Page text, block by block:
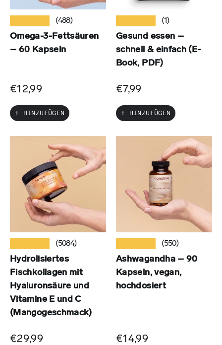
(488)
Omega-3-Fettsäuren
– 60 Kapseln
€12,99
+ HINZUFÜGEN
(1)
Gesund essen –
schnell & einfach (E-
Book, PDF)
€7,99
+ HINZUFÜGEN
(5084)
Hydrolisiertes
Fischkollagen mit
Hyaluronsäure und
Vitamine E und C
(Mangogeschmack)
€29,99
(550)
Ashwagandha – 90
Kapseln, vegan,
hochdosiert
€14,99